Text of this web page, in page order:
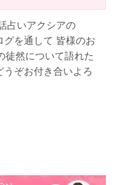
占いアクシアの
を通して 皆様のお
徒然について語れた
ぞお付き合いよろ